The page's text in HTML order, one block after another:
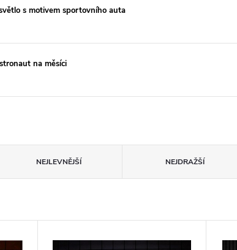
s motivem sportovního auta
na měsíci
NEJLEVNĚJŠÍ NEJDRAŽŠÍ